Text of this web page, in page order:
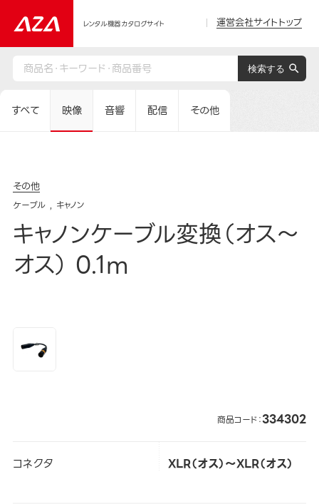
レンタル機器カタログサイト 運営会社サイトトップ
すべて 映像 音響 配信 その他
その他
ケーブル キャノン
キャノンケーブル変換（オス～
オス） 0.1m
商品コード：334302
コネクタ XLR（オス）～XLR（オス）